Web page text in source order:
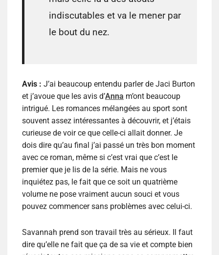
indiscutables et va le mener par
le bout du nez.
Avis : J’ai beaucoup entendu parler de Jaci Burton
et j’avoue que les avis d’Anna m’ont beaucoup
intrigué. Les romances mélangées au sport sont
souvent assez intéressantes à découvrir, et j’étais
curieuse de voir ce que celle-ci allait donner. Je
dois dire qu’au final j’ai passé un très bon moment
avec ce roman, même si c’est vrai que c’est le
premier que je lis de la série. Mais ne vous
inquiétez pas, le fait que ce soit un quatrième
volume ne pose vraiment aucun souci et vous
pouvez commencer sans problèmes avec celui-ci.
Savannah prend son travail très au sérieux. Il faut
dire qu’elle ne fait que ça de sa vie et compte bien